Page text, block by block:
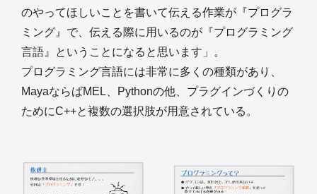
のやってほしいことを書いて伝える作業が『プログラ
ミング』で、伝える際に用いるのが『プログラミング
言語』ということになると思います」。
プログラミング言語には非常に多くの種類があり、
MayaならばMEL、Pythonの他、プラグインづくりの
ためにC++と複数の選択肢が用意されている。